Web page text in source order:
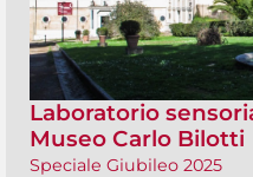
Laboratorio
Museo Carlo Bilotti
Speciale Giubileo 2025